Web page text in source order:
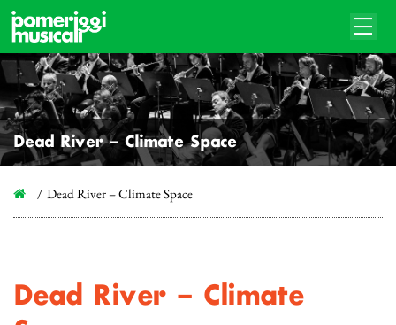
Dead River – Climate Space
Dead River – Climate Space
Dead River – Climate